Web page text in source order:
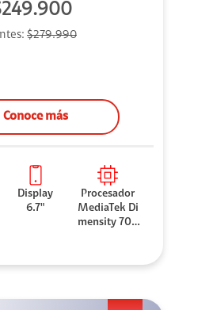
$279.990
Conoce más
Display
6.7"
Procesador
MediaTek Di
mensity 706